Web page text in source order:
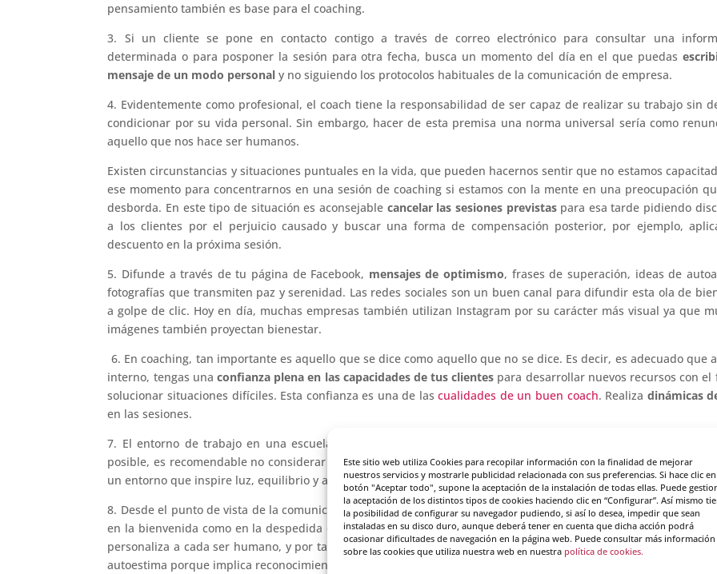
Este sitio web utiliza Cookies para recopilar información con la finalidad de mejorar
nuestros servicios y mostrarle publicidad relacionada con sus preferencias. Si hace clic
botón "Aceptar todo", supone la aceptación de la instalación de todas ellas. Puede
la aceptación de los distintos tipos de cookies haciendo clic en “Configurar”. Así mismo
la posibilidad de configurar su navegador pudiendo, si así lo desea, impedir que sean
instaladas en su disco duro, aunque deberá tener en cuenta que dicha acción podrá
ocasionar dificultades de navegación en la página web. Puede consultar más información
sobre las cookies que utiliza nuestra web en nuestra política de cookies.
pensamiento también es base para el coaching.
3. Si un cliente se pone en contacto contigo a través de correo electrónico para consultar una
determinada o para posponer la sesión para otra fecha, busca un momento del día en el que puedas
mensaje de un modo personal y no siguiendo los protocolos habituales de la comunicación de empresa.
4. Evidentemente como profesional, el coach tiene la responsabilidad de ser capaz de realizar su trabajo sin
condicionar por su vida personal. Sin embargo, hacer de esta premisa una norma universal sería como
aquello que nos hace ser humanos.
Existen circunstancias y situaciones puntuales en la vida, que pueden hacernos sentir que no estamos
ese momento para concentrarnos en una sesión de coaching si estamos con la mente en una preocupación
desborda. En este tipo de situación es aconsejable cancelar las sesiones previstaspara esa tarde pidiendo
a los clientes por el perjuicio causado y buscar una forma de compensación posterior, por ejemplo,
descuento en la próxima sesión.
5. Difunde a través de tu página de Facebook, mensajes de optimismo, frases de superación, ideas de
fotografías que transmiten paz y serenidad. Las redes sociales son un buen canal para difundir esta ola de
a golpe de clic. Hoy en día, muchas empresas también utilizan Instagram por su carácter más visual ya que
imágenes también proyectan bienestar.
6. En coaching, tan importante es aquello que se dice como aquello que no se dice. Es decir, es adecuado que
interno, tengas una confianza plena en las capacidades de tus clientes para desarrollar nuevos recursos con el
solucionar situaciones difíciles. Esta confianza es una de lascualidades de un buen coach. Realiza dinámicas
en las sesiones.
7. El entorno de trabajo en una escuela de coaching también es un escenario de bienestar y en la medida
posible, es recomendable no considerar un factor secundario ladecoración estética del despacho con el fin de
un entorno que inspire luz, equilibrio y armonía. De este modo, el cliente experimenta una agradable acogida.
8. Desde el punto de vista de la comunicación, al dirigirte a tus clientes, es recomendable quedigas su nombre
en la bienvenida como en la despedida de cada sesión. No se trata de ser repetitivo sino de recordar que el
personaliza a cada ser humano, y por tanto, tiene un valor infinito para cada uno de nosotros. El nombre
autoestima porque implica reconocimiento y aceptación.